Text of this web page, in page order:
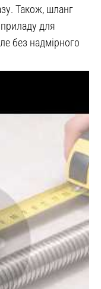
Також, шланг
для
без надмірного